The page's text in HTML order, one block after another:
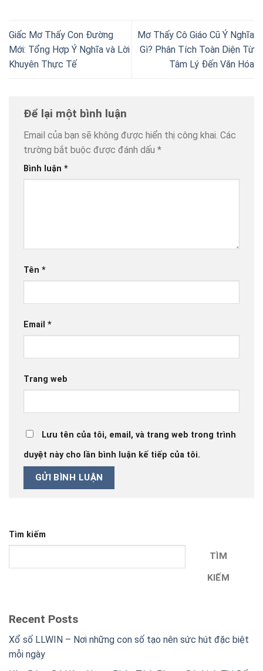
Giấc Mơ Thấy Con Đường
Mới: Tổng Hợp Ý Nghĩa và Lời
Khuyên Thực Tế
Mơ Thấy Cô Giáo Cũ Ý Nghĩa
Gì? Phân Tích Toàn Diện Từ
Tâm Lý Đến Văn Hóa
Để lại một bình luận
Email của bạn sẽ không được hiển thị công khai. Các
trường bắt buộc được đánh dấu *
Bình luận *
Tên *
Email *
Trang web
Lưu tên của tôi, email, và trang web trong trình
duyệt này cho lần bình luận kế tiếp của tôi.
Tìm kiếm
TÌM
KIẾM
Recent Posts
Xổ số LLWIN – Nơi những con số tạo nên sức hút đặc biệt
mỗi ngày